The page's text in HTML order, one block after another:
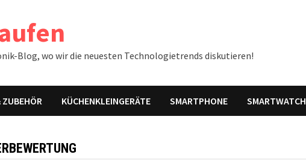
Blog, wo wir die neuesten Technologietrends diskutieren!
ZUBEHÖR KÜCHENKLEINGERÄTE SMARTPHONE SMARTWATCH